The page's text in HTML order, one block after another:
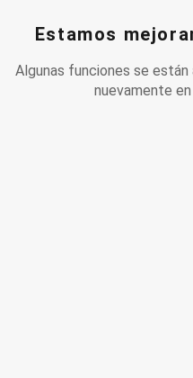
Estamos
Algunas funciones se
nuevamente